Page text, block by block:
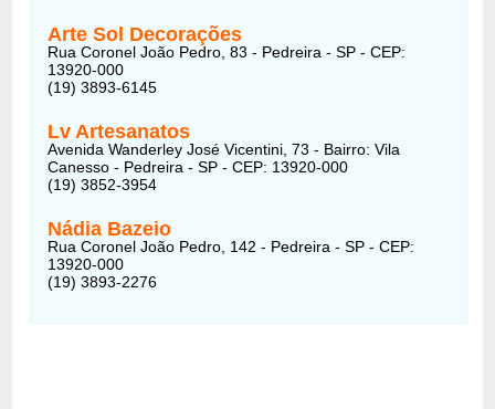
Arte Sol Decorações
Rua Coronel João Pedro, 83 - Pedreira - SP - CEP:
13920-000
(19) 3893-6145
Lv Artesanatos
Avenida Wanderley José Vicentini, 73 - Bairro: Vila
Canesso - Pedreira - SP - CEP: 13920-000
(19) 3852-3954
Nádia Bazeio
Rua Coronel João Pedro, 142 - Pedreira - SP - CEP:
13920-000
(19) 3893-2276